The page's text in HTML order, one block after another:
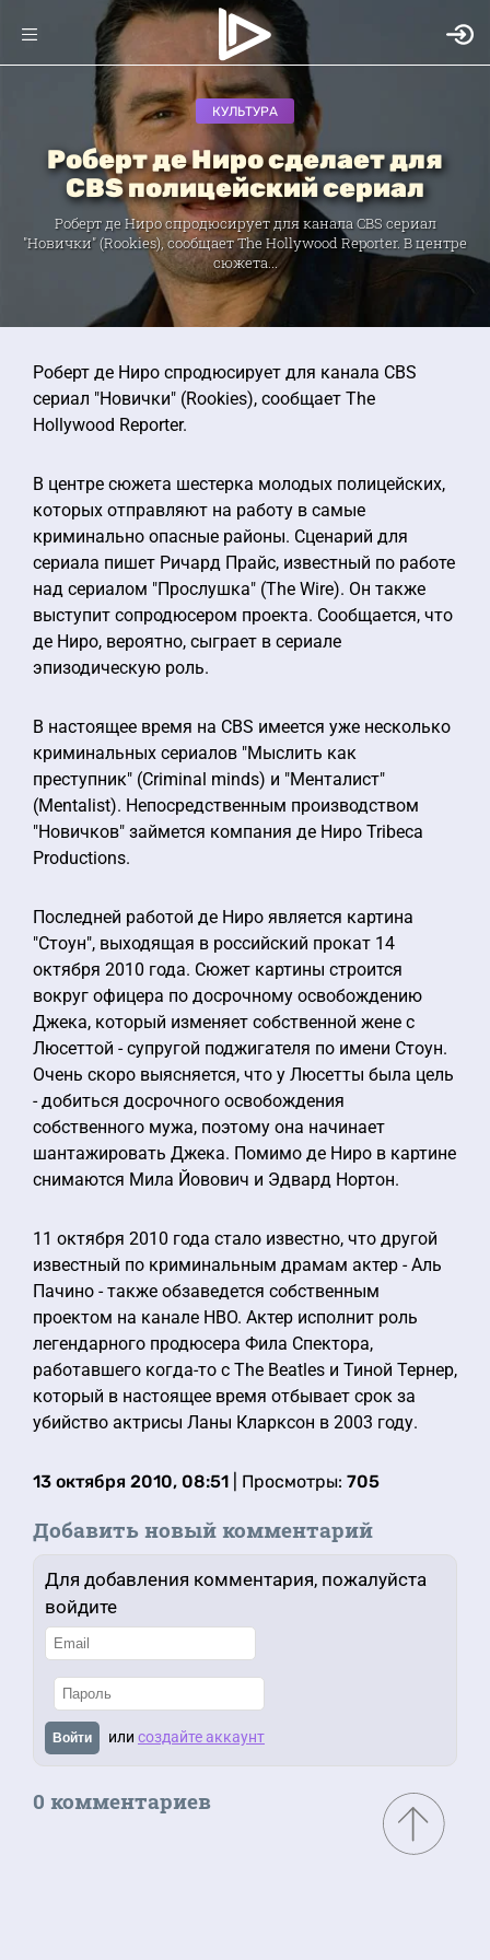
КУЛЬТУРА
Роберт де Ниро сделает для
CBS полицейский сериал
Роберт де Ниро спродюсирует для канала CBS сериал
"Новички" (Rookies), сообщает The Hollywood Reporter. В центре
сюжета...
Роберт де Ниро спродюсирует для канала CBS
сериал "Новички" (Rookies), сообщает The
Hollywood Reporter.
В центре сюжета шестерка молодых полицейских,
которых отправляют на работу в самые
криминально опасные районы. Сценарий для
сериала пишет Ричард Прайс, известный по работе
над сериалом "Прослушка" (The Wire). Он также
выступит сопродюсером проекта. Сообщается, что
де Ниро, вероятно, сыграет в сериале
эпизодическую роль.
В настоящее время на CBS имеется уже несколько
криминальных сериалов "Мыслить как
преступник" (Criminal minds) и "Менталист"
(Mentalist). Непосредственным производством
"Новичков" займется компания де Ниро Tribeca
Productions.
Последней работой де Ниро является картина
"Стоун", выходящая в российский прокат 14
октября 2010 года. Сюжет картины строится
вокруг офицера по досрочному освобождению
Джека, который изменяет собственной жене с
Люсеттой - супругой поджигателя по имени Стоун.
Очень скоро выясняется, что у Люсетты была цель
- добиться досрочного освобождения
собственного мужа, поэтому она начинает
шантажировать Джека. Помимо де Ниро в картине
снимаются Мила Йовович и Эдвард Нортон.
11 октября 2010 года стало известно, что другой
известный по криминальным драмам актер - Аль
Пачино - также обзаведется собственным
проектом на канале HBO. Актер исполнит роль
легендарного продюсера Фила Спектора,
работавшего когда-то с The Beatles и Тиной Тернер,
который в настоящее время отбывает срок за
убийство актрисы Ланы Кларксон в 2003 году.
13 октября 2010, 08:51 | Просмотры: 705
Добавить новый комментарий
Для добавления комментария, пожалуйста
войдите
Войти или создайте аккаунт
0 комментариев